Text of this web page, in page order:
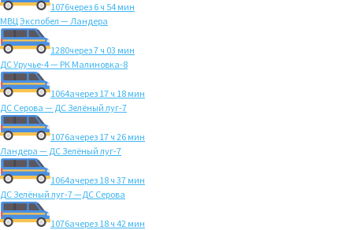
1076через 6 ч 54 мин
МВЦ Экспобел — Ландера
1280через 7 ч 03 мин
ДС Уручье-4 — РК Малиновка-8
1064ачерез 17 ч 18 мин
ДС Серова — ДС Зелёный луг-7
1076ачерез 17 ч 26 мин
Ландера — ДС Зелёный луг-7
1064ачерез 18 ч 37 мин
ДС Зелёный луг-7 —ДС Серова
1076ачерез 18 ч 42 мин